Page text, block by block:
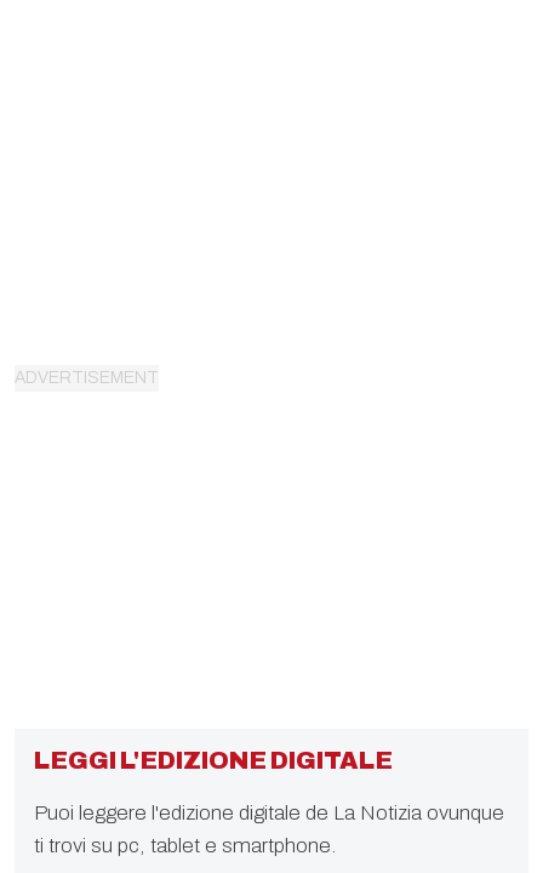
LEGGI L'EDIZIONE DIGITALE
Puoi leggere l'edizione digitale de La Notizia ovunque
ti trovi su pc, tablet e smartphone.